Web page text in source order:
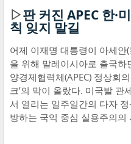
▷판 커진 APEC 한·
칙 잊지 말길
어제 이재명 대통령이 아세안
을 위해 말레이시아로 출국
양경제협력체(APEC) 정상회
크’의 막이 올랐다. 미국발 관
서 열리는 일주일간의 다자
방하는 국익 중심 실용주의의